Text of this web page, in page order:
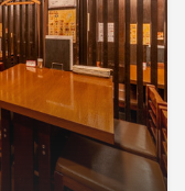
での接客経験 調理師免許
ご相談ください。